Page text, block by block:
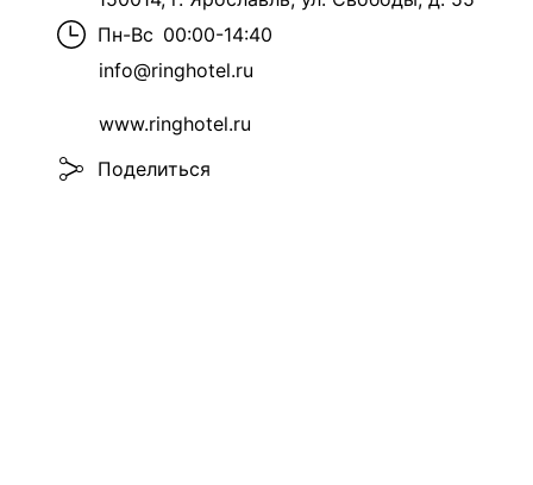
Пн-Вс 00:00-14:40
info@ringhotel.ru
www.ringhotel.ru
Поделиться